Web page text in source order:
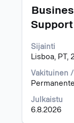
Sijainti
Lisboa, PT,
Vakituinen
Permanente
Julkaistu
6.8.2026
Valitse
jos
nähdä
työpaikan
kaikki
tiedot.